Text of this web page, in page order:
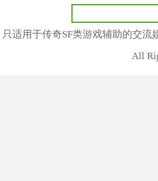
适用于传奇SF类游戏辅助的交
All